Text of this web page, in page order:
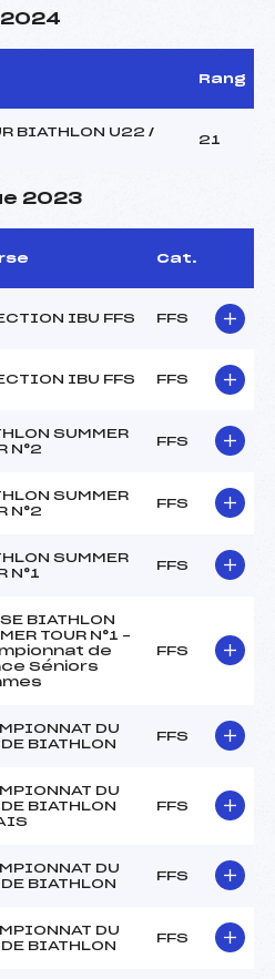
Rang
BIATHLON U22 /
21
2023
Cat.
IBU FFS FFS
IBU FFS FFS
SUMMER
N°2
FFS
SUMMER
N°2
FFS
SUMMER
N°1
FFS
BIATHLON
TOUR N°1 –
de
Séniors
FFS
DU
BIATHLON
FFS
DU
BIATHLON
FFS
DU
BIATHLON
FFS
DU
BIATHLON
FFS